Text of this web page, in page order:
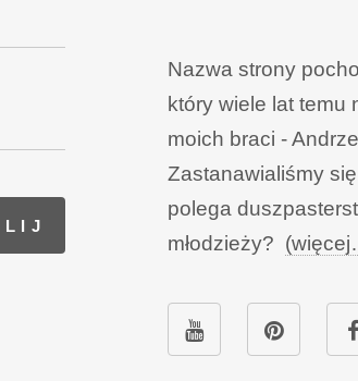
Nazwa strony
który wiele lat temu
moich braci -
Zastanawialiśmy
polega
młodzieży?